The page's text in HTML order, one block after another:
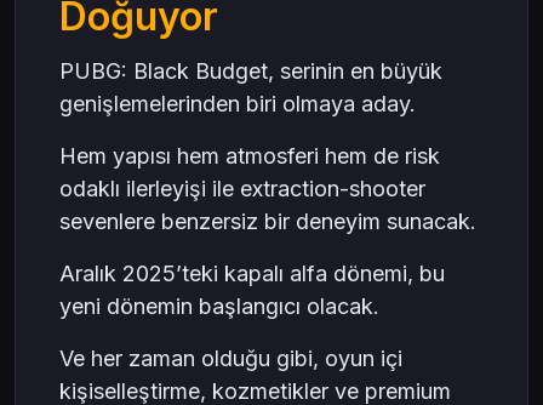
Doğuyor
PUBG: Black Budget, serinin en büyük
genişlemelerinden biri olmaya aday.
Hem yapısı hem atmosferi hem de risk
odaklı ilerleyişi ile extraction-shooter
sevenlere benzersiz bir deneyim sunacak.
Aralık 2025’teki kapalı alfa dönemi, bu
yeni dönemin başlangıcı olacak.
Ve her zaman olduğu gibi, oyun içi
kişiselleştirme, kozmetikler ve premium